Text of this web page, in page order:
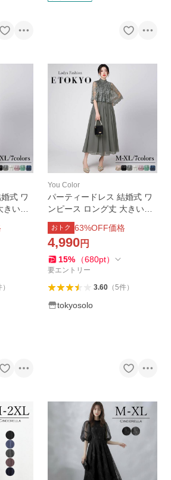
式 ワ
いサ
レガ
ドレス
パー
）
You Color
パーティードレス 結婚式 ワ
ンピース ロング丈 大きいサ
イズ 20代 30代 40代 エレガ
ント 大人 可愛い ママ ドレス
フォーマル レディース パー
ティー ycpt23
おトク 63%OFF価格
4,990円
15% （680pt）
要エントリー
3.60（5件）
tokyosolo